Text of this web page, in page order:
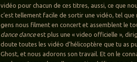
vidéo pour chacun de ces titres, aussi, ce que
c’est tellement facile de sortir une vidéo, tel que
gens nous filment en concert et assemblent le
dance danceest plus une « video officielle »,
doute toutes les vidéo d’hélicoptère que tu as
Ghost, et nous adorons son travail. Et on le